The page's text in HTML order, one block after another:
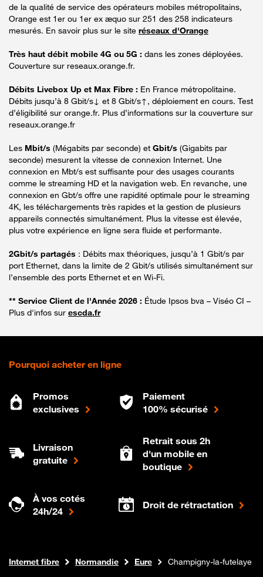
de la qualité de service des opérateurs mobiles métropolitains,
Orange est 1er ou 1er ex æquo sur 251 des 258 indicateurs
mesurés. En savoir plus sur le site réseaux d'Orange
Très haut débit mobile 4G ou 5G : dans les zones déployées.
Couverture sur reseaux.orange.fr.
Débits Livebox Up et Max Fibre : En France métropolitaine.
Débits jusqu’à 8 Gbit/s↓ et 8 Gbit/s↑, déploiement en cours. Test
d’éligibilité sur orange.fr. Plus d’informations sur la couverture sur
reseaux.orange.fr
Les Mbit/s (Mégabits par seconde) et Gbit/s (Gigabits par
seconde) mesurent la vitesse de connexion Internet. Une
connexion en Mbt/s est suffisante pour des usages courants
comme le streaming HD et la navigation web. En revanche, une
connexion en Gbt/s offre une rapidité optimale pour le streaming
4K, les téléchargements très rapides et la gestion de plusieurs
appareils connectés simultanément. Plus la vitesse est élevée,
plus votre expérience en ligne sera fluide et performante.
2Gbit/s partagés : Débits max théoriques, jusqu’à 1 Gbit/s par
port Ethernet, dans la limite de 2 Gbit/s utilisés simultanément sur
l’ensemble des ports Ethernet et en Wi-Fi.
** Service Client de l'Année 2026 : Étude Ipsos bva – Viséo CI –
Plus d'infos sur escda.fr
Pourquoi acheter en ligne
Promos
exclusives
Paiement
100% sécurisé
Livraison
gratuite
Retrait sous 2h
d'un mobile en
boutique
À vos cotés
24h/24
Droit de rétractation
Boutique Orange
Internet fibre Normandie Eure Champigny-la-futelaye